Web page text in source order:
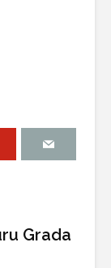
Grada